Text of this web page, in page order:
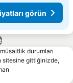
görün
durumları
sitesine gittiğinizde,